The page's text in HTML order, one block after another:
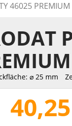
46025 PREMIUM
⌀ 25 mm